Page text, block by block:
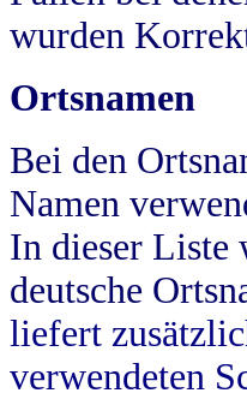
wurden
Ortsnamen
Bei den
Namen
In dieser Liste
deutsche
liefert
verwendeten